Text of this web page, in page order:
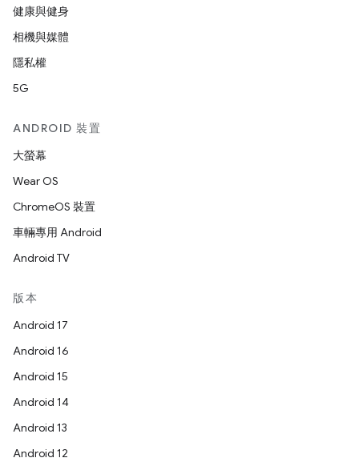
健康與健身
相機與媒體
隱私權
5G
ANDROID 裝置
大螢幕
Wear OS
ChromeOS 裝置
車輛專用 Android
Android TV
版本
Android 17
Android 16
Android 15
Android 14
Android 13
Android 12